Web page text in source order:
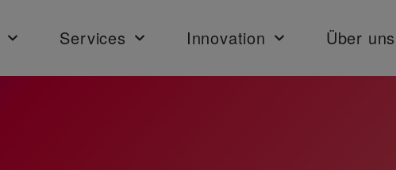
Services Innovation Über uns